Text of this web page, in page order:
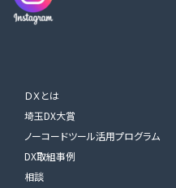
ＤＸとは
埼玉DX大賞
ノーコードツール活用プログラム
DX取組事例
相談